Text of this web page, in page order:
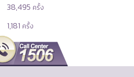
38,495 ครั้ง
1,181 ครั้ง